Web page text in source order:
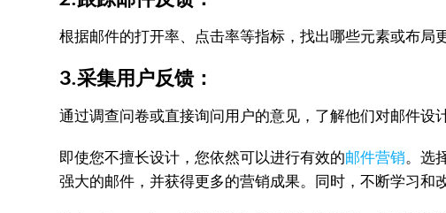
根据邮件的打开率、点击率等指标，找出哪些元素或布局
3.采集用户反馈：
通过调查问卷或直接询问用户的意见，了解他们对邮件设
即使您不擅长设计，您依然可以进行有效的邮件营销。选
强大的邮件，并获得更多的营销成果。同时，不断学习和